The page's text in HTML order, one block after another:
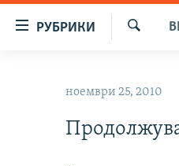
РУБРИКИ
ноември 25, 2010